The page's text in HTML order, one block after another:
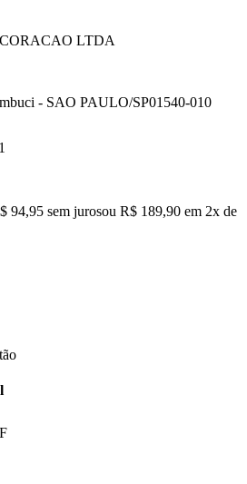
LTDA
- SAO PAULO/SP01540-010
94,95 sem jurosou R$ 189,90 em 2x de